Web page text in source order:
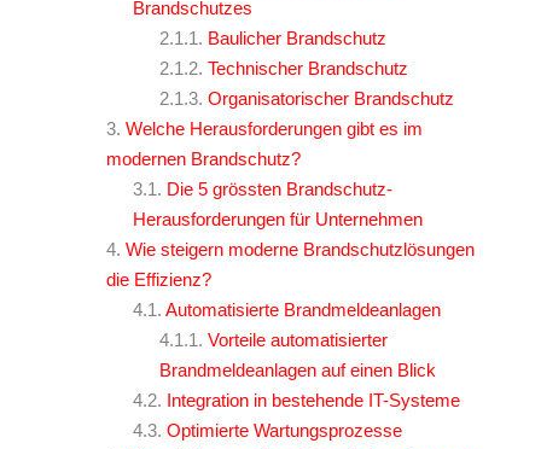
Brandschutzes
Baulicher Brandschutz
Technischer Brandschutz
Organisatorischer Brandschutz
Welche Herausforderungen gibt es im
modernen Brandschutz?
Die 5 grössten Brandschutz-
Herausforderungen für Unternehmen
Wie steigern moderne Brandschutzlösungen
die Effizienz?
Automatisierte Brandmeldeanlagen
Vorteile automatisierter
Brandmeldeanlagen auf einen Blick
Integration in bestehende IT-Systeme
Optimierte Wartungsprozesse